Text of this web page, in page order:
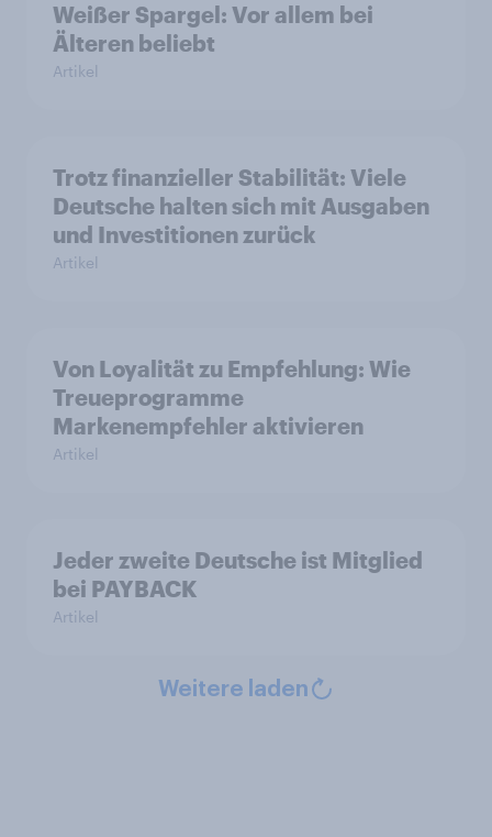
Weißer Spargel: Vor allem bei
Älteren beliebt
Artikel
Trotz finanzieller Stabilität: Viele
Deutsche halten sich mit Ausgaben
und Investitionen zurück
Artikel
Von Loyalität zu Empfehlung: Wie
Treueprogramme
Markenempfehler aktivieren
Artikel
Jeder zweite Deutsche ist Mitglied
bei PAYBACK
Artikel
Weitere laden